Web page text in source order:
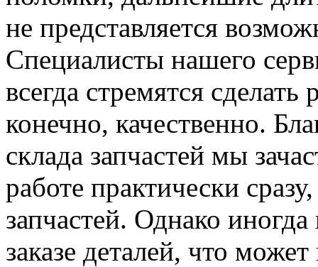
не представляется
Специалисты нашего
всегда стремятся
конечно, качественно.
склада запчастей мы
работе практически
запчастей. Однако
заказе деталей, что